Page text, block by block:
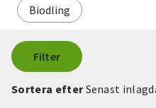
Biodling
Filter
Sortera efterSenast